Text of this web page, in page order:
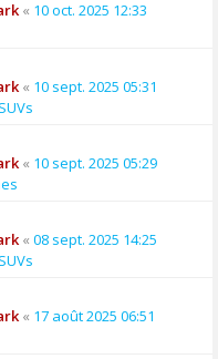
« 10 oct. 2025 12:33
« 10 sept. 2025 05:31
« 10 sept. 2025 05:29
« 08 sept. 2025 14:25
« 17 août 2025 06:51